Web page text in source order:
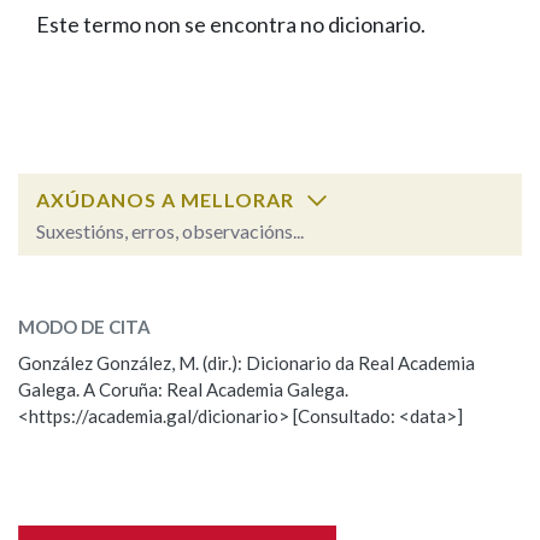
FIGURAS HOMENAXEADAS
PORTAL DAS PALABRAS
Facebook
TwitterYoutubeInstagram
Bluesky
BUSCAR NOS LEMAS
Remata por
BUSCAR NO CONTIDO
Nas definicións
Este termo non se encontra no dicionario.
AXÚDANOS A MELLORAR
Suxestións, erros, observacións...
Observación
Nome
MODO DE CITA
González González, M. (dir.): Dicionario da Real Academia
Galega. A Coruña: Real Academia Galega.
<https://academia.gal/dicionario> [Consultado: <data>]